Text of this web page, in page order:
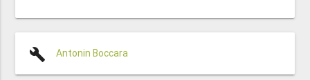
build Antonin Boccara